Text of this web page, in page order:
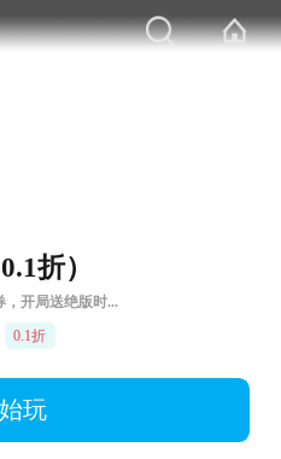
折）
，开局送绝版时...
0.1折
玩